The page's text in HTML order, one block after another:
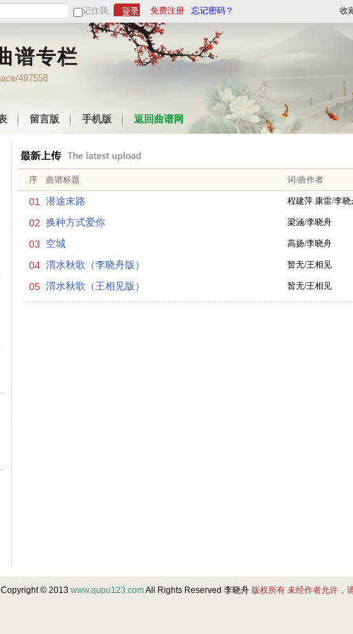
记住我 免费注册 忘记密码？ 收
谱专栏
497558
留言版 手机版 返回曲谱网
序 曲谱标题 词/曲作者
01 潜途末路 程建萍 康雷/李晓
02 换种方式爱你 梁涵/李晓舟
03 空城 高扬/李晓舟
04 渭水秋歌（李晓舟版） 暂无/王相见
05 渭水秋歌（王相见版） 暂无/王相见
Copyright © 2013 www.qupu123.comAll Rights Reserved 李晓舟 版权所有 未经作者允许，